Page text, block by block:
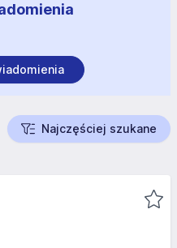
Najczęściej szukane